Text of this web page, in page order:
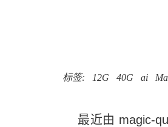
标签: 12G 40G ai
最近由 magic-